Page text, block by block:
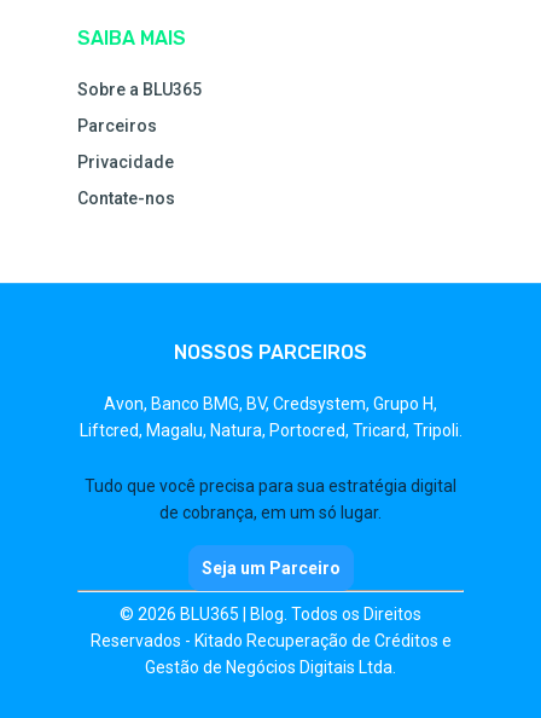
SAIBA MAIS
Sobre a BLU365
Parceiros
Privacidade
Contate-nos
NOSSOS PARCEIROS
Avon, Banco BMG, BV, Credsystem, Grupo H,
Liftcred, Magalu, Natura, Portocred, Tricard, Tripoli.
Tudo que você precisa para sua estratégia digital
de cobrança, em um só lugar.
Seja um Parceiro
© 2026 BLU365 | Blog. Todos os Direitos
Reservados - Kitado Recuperação de Créditos e
Gestão de Negócios Digitais Ltda.